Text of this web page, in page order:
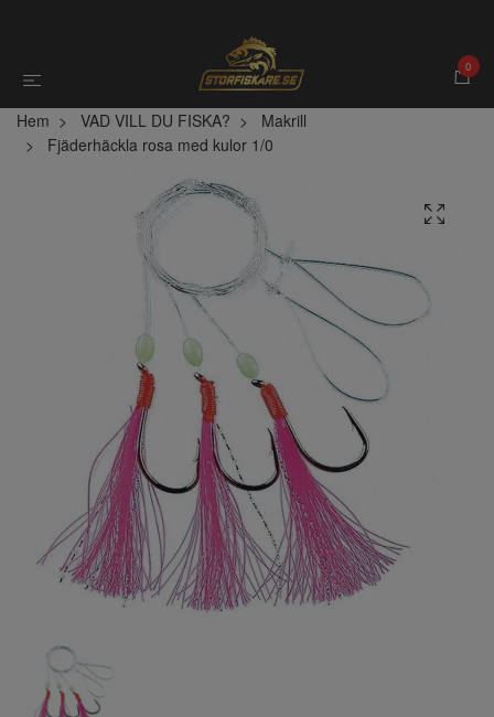
0
Hem VAD VILL DU FISKA?
Makrill
Fjäderhäckla rosa med kulor 1/0